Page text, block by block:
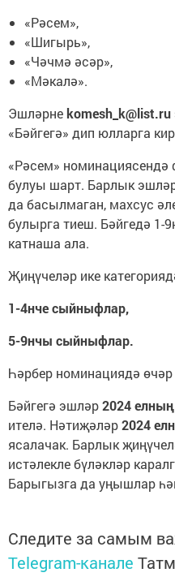
«Рәсем»,
«Шигырь»,
«Чәчмә әсәр»,
«Мәкалә».
Эшләрнеkomesh_k@list.ru
«Бәйгегә» дип юлларга
«Рәсем»
булуы шарт. Барлык
да басылмаган, махсус
булырга тиеш. Бәйгедә
катнаша ала.
Җиңүчеләр ике
1-4нче сыйныфлар,
5-9нчы сыйныфлар.
Һәрбер номинациядә өчәр
Бәйгегә эшләр2024
ителә. Нәтиҗәләр2024
ясалачак. Барлык
истәлекле бүләкләр
Барыгызга да уңышлар
Следите за самым
Telegram-канале